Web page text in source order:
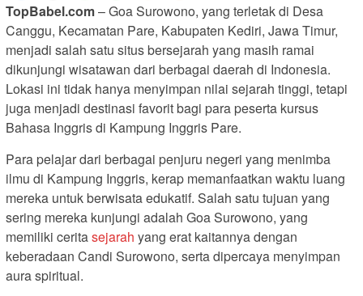
TopBabel.com– Goa Surowono, yang terletak di Desa
Canggu, Kecamatan Pare, Kabupaten Kediri, Jawa Timur,
menjadi salah satu situs bersejarah yang masih ramai
dikunjungi wisatawan dari berbagai daerah di Indonesia.
Lokasi ini tidak hanya menyimpan nilai sejarah tinggi, tetapi
juga menjadi destinasi favorit bagi para peserta kursus
Bahasa Inggris di Kampung Inggris Pare.
Para pelajar dari berbagai penjuru negeri yang menimba
ilmu di Kampung Inggris, kerap memanfaatkan waktu luang
mereka untuk berwisata edukatif. Salah satu tujuan yang
sering mereka kunjungi adalah Goa Surowono, yang
memiliki ceritasejarah yang erat kaitannya dengan
keberadaan Candi Surowono, serta dipercaya menyimpan
aura spiritual.